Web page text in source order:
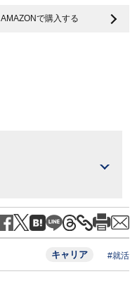
AMAZONで購入する
キャリア #就活